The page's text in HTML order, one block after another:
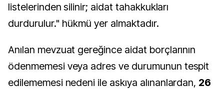
listelerinden silinir; aidat tahakkukları
durdurulur." hükmü yer almaktadır.
Anılan mevzuat gereğince aidat borçlarının
ödenmemesi veya adres ve durumunun tespit
edilememesi nedeni ile askıya alınanlardan, 26